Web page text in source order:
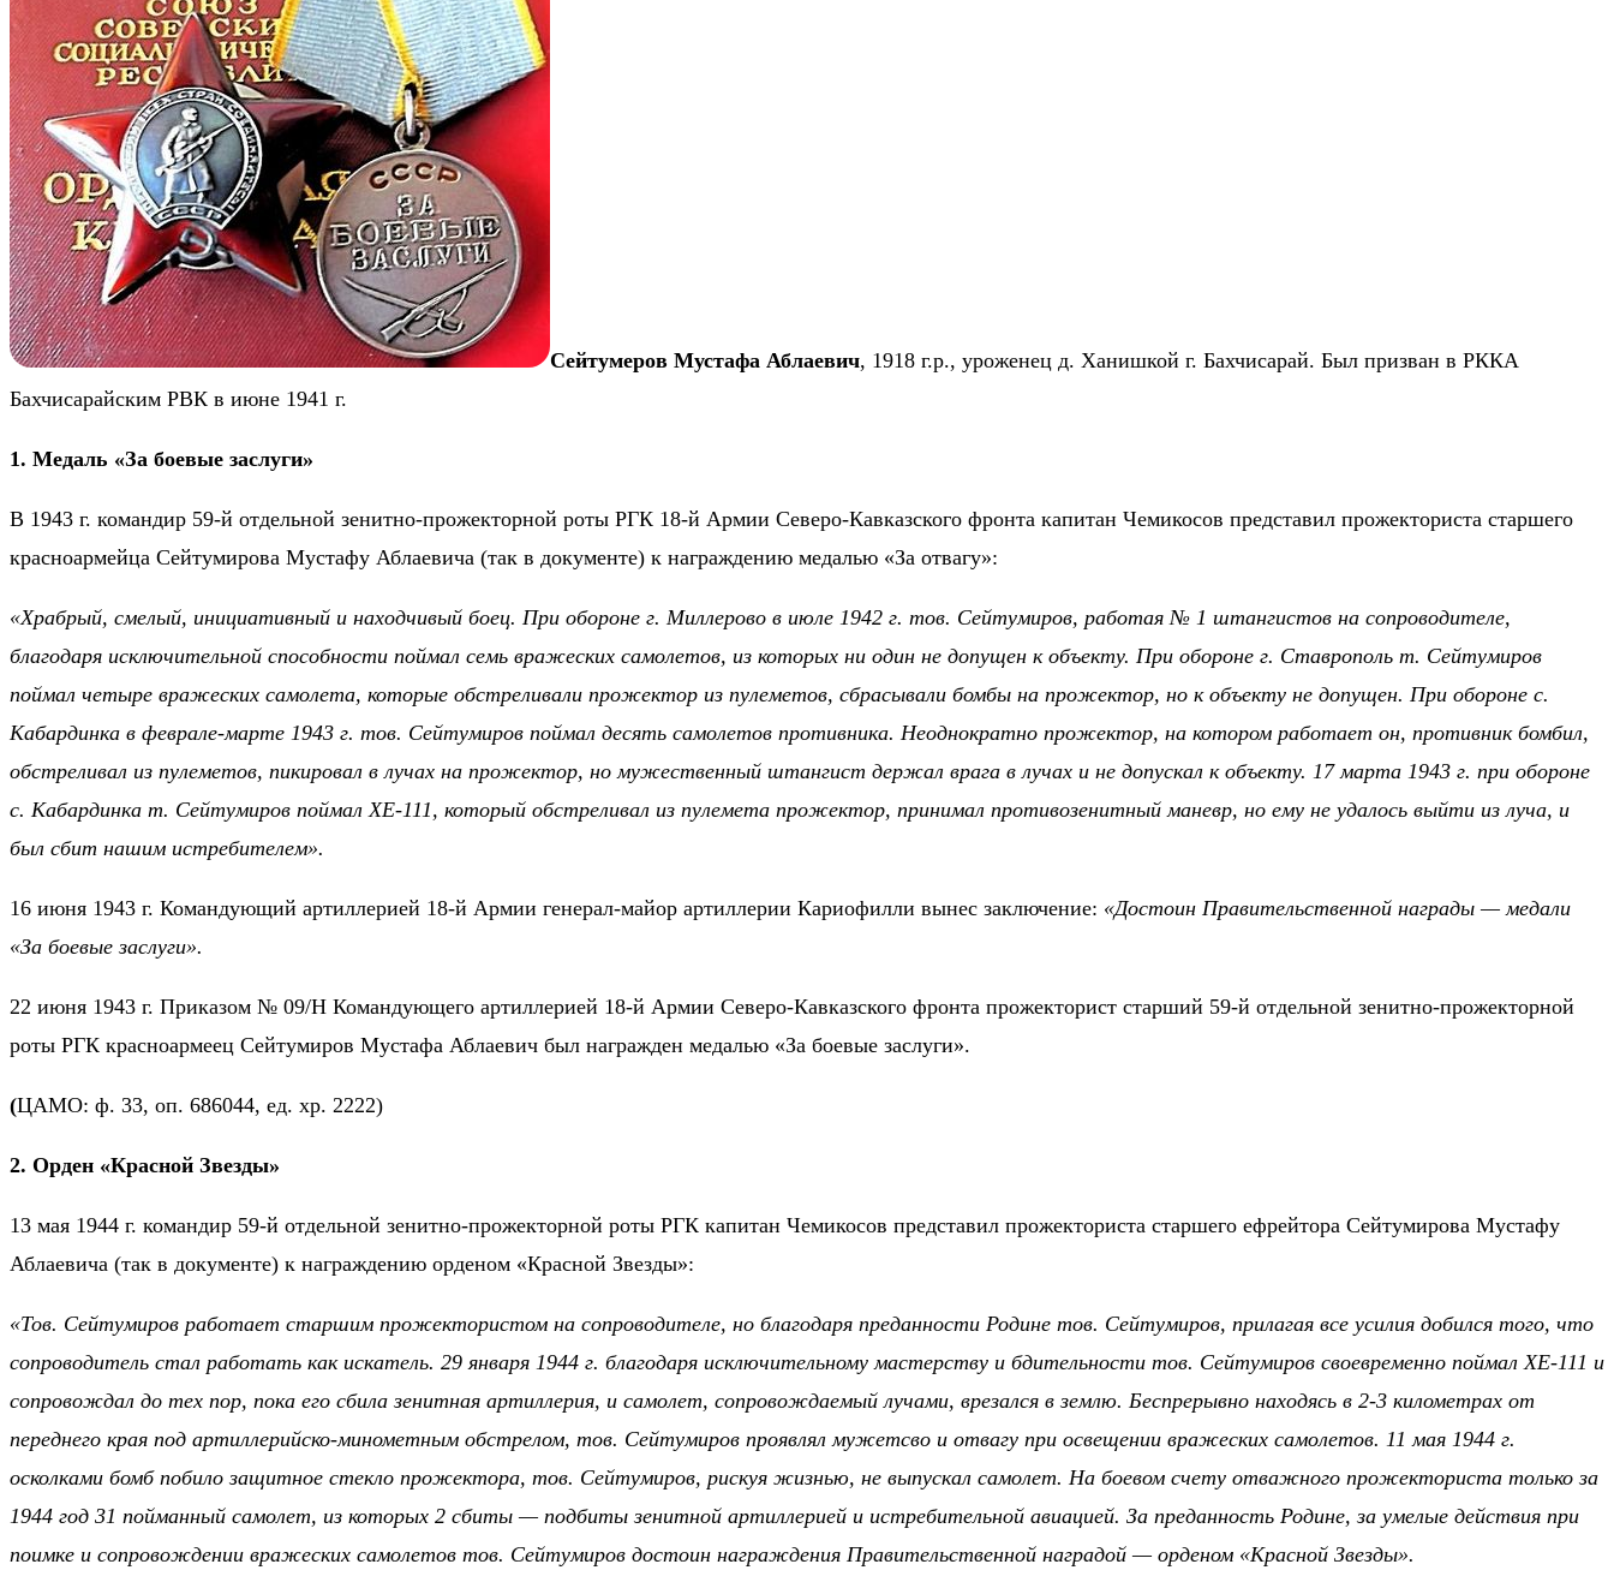
Сейтумеров Мустафа Аблаевич, 1918 г.р., уроженец д. Ханишкой г. Бахчисарай. Был призван в РККА
Бахчисарайским РВК в июне 1941 г.
1. Медаль «За боевые заслуги»
В 1943 г. командир 59-й отдельной зенитно-прожекторной роты РГК 18-й Армии Северо-Кавказского фронта капитан Чемикосов представил прожекториста старшего
красноармейца Сейтумирова Мустафу Аблаевича (так в документе) к награждению медалью «За отвагу»:
«Храбрый, смелый, инициативный и находчивый боец. При обороне г. Миллерово в июле 1942 г. тов. Сейтумиров, работая № 1 штангистов на сопроводителе,
благодаря исключительной способности поймал семь вражеских самолетов, из которых ни один не допущен к объекту. При обороне г. Ставрополь т. Сейтумиров
поймал четыре вражеских самолета, которые обстреливали прожектор из пулеметов, сбрасывали бомбы на прожектор, но к объекту не допущен. При обороне с.
Кабардинка в феврале-марте 1943 г. тов. Сейтумиров поймал десять самолетов противника. Неоднократно прожектор, на котором работает он, противник бомбил,
обстреливал из пулеметов, пикировал в лучах на прожектор, но мужественный штангист держал врага в лучах и не допускал к объекту. 17 марта 1943 г. при обороне
с. Кабардинка т. Сейтумиров поймал ХЕ-111, который обстреливал из пулемета прожектор, принимал противозенитный маневр, но ему не удалось выйти из луча, и
был сбит нашим истребителем».
16 июня 1943 г. Командующий артиллерией 18-й Армии генерал-майор артиллерии Кариофилли вынес заключение: «Достоин Правительственной награды — медали
«За боевые заслуги».
22 июня 1943 г. Приказом № 09/Н Командующего артиллерией 18-й Армии Северо-Кавказского фронта прожекторист старший 59-й отдельной зенитно-прожекторной
роты РГК красноармеец Сейтумиров Мустафа Аблаевич был награжден медалью «За боевые заслуги».
(ЦАМО: ф. 33, оп. 686044, ед. хр. 2222)
2. Орден «Красной Звезды»
13 мая 1944 г. командир 59-й отдельной зенитно-прожекторной роты РГК капитан Чемикосов представил прожекториста старшего ефрейтора Сейтумирова Мустафу
Аблаевича (так в документе) к награждению орденом «Красной Звезды»:
«Тов. Сейтумиров работает старшим прожектористом на сопроводителе, но благодаря преданности Родине тов. Сейтумиров, прилагая все усилия добился того, что
сопроводитель стал работать как искатель. 29 января 1944 г. благодаря исключительному мастерству и бдительности тов. Сейтумиров своевременно поймал ХЕ-111 и
сопровождал до тех пор, пока его сбила зенитная артиллерия, и самолет, сопровождаемый лучами, врезался в землю. Беспрерывно находясь в 2-3 километрах от
переднего края под артиллерийско-минометным обстрелом, тов. Сейтумиров проявлял мужетсво и отвагу при освещении вражеских самолетов. 11 мая 1944 г.
осколками бомб побило защитное стекло прожектора, тов. Сейтумиров, рискуя жизнью, не выпускал самолет. На боевом счету отважного прожекториста только за
1944 год 31 пойманный самолет, из которых 2 сбиты — подбиты зенитной артиллерией и истребительной авиацией. За преданность Родине, за умелые действия при
поимке и сопровождении вражеских самолетов тов. Сейтумиров достоин награждения Правительственной наградой — орденом «Красной Звезды».